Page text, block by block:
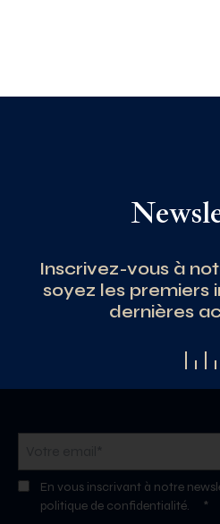
Inscrivez-vous à
soyez les premiers
dernières
En vous inscrivant à notre
politique de confidentialité.
*